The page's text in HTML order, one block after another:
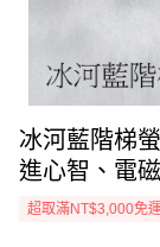
冰河藍階梯
進心智、電
超取滿NT$3,000免運